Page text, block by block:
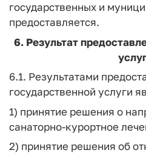
государственных и
предоставляется.
6. Результат
6.1. Результатами
государственной услуги
1) принятие решения о
санаторно-курортное
2) принятие решения об